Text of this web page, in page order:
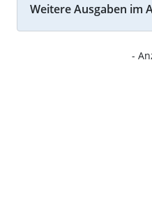
Weitere Ausgaben im
-